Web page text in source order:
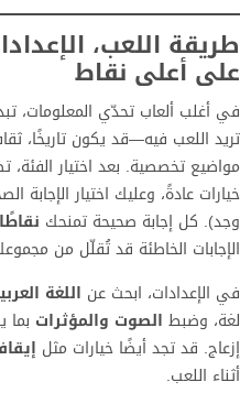
طريقة اللعب،
على أعلى نقاط
في أغلب ألعاب تحدّي المعلومات،
تريد اللعب فيه—قد يكون تاريخًا،
مواضيع تخصصية. بعد اختيار الفئة،
خيارات عادةً، وعليك اختيار الإجابة
وجد). كل إجابة صحيحة تمنحك
الإجابات الخاطئة قد تُقلّل من
في الإعدادات، ابحث عن اللغة
لغة، وضبط الصوت والمؤثرات
إزعاج. قد تجد أيضًا خيارات مثل
أثناء اللعب.